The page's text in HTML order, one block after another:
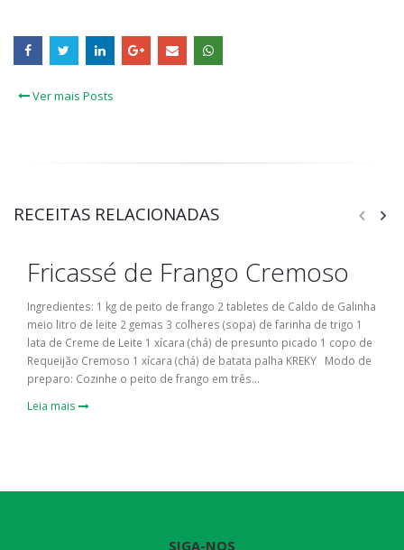
Ver mais Posts
RECEITAS RELACIONADAS
Fricassé de Frango Cremoso
Ingredientes: 1 kg de peito de frango 2 tabletes de Caldo de Galinha
meio litro de leite 2 gemas 3 colheres (sopa) de farinha de trigo 1
lata de Creme de Leite 1 xícara (chá) de presunto picado 1 copo de
Requeijão Cremoso 1 xícara (chá) de batata palha KREKY Modo de
preparo: Cozinhe o peito de frango em três...
Leia mais
SIGA-NOS